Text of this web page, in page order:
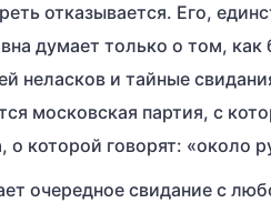
отказывается. Его,
думает только о том, как
неласков и тайные
московская партия, с
которой говорят: «около
очередное свидание с